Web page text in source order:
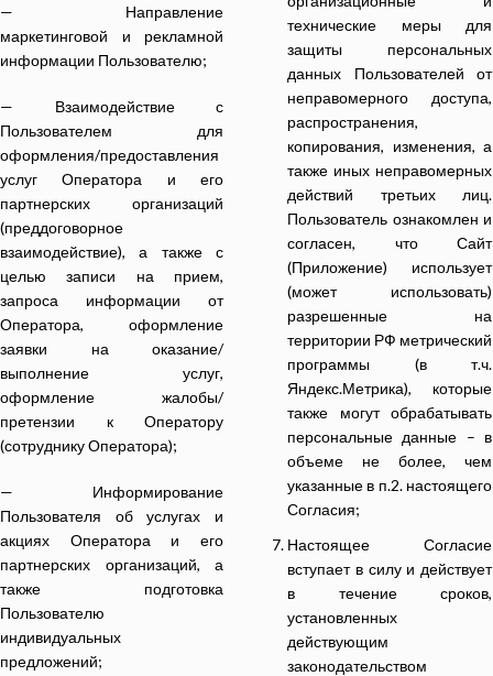
— Направление
маркетинговой и рекламной
информации Пользователю;
— Взаимодействие с
Пользователем для
оформления/предоставления
услуг Оператора и его
партнерских организаций
(преддоговорное
взаимодействие), а также с
целью записи на прием,
запроса информации от
Оператора, оформление
заявки на оказание/
выполнение услуг,
оформление жалобы/
претензии к Оператору
(сотруднику Оператора);
— Информирование
Пользователя об услугах и
акциях Оператора и его
партнерских организаций, а
также подготовка
Пользователю
индивидуальных
предложений;
технические меры для
защиты персональных
данных Пользователей от
неправомерного доступа,
распространения,
копирования, изменения, а
также иных неправомерных
действий третьих лиц.
Пользователь ознакомлен и
согласен, что Сайт
(Приложение) использует
(может использовать)
разрешенные на
территории РФ метрический
программы (в т.ч.
Яндекс.Метрика), которые
также могут обрабатывать
персональные данные – в
объеме не более, чем
указанные в п.2. настоящего
Согласия;
Настоящее Согласие
вступает в силу и действует
в течение сроков,
установленных
действующим
законодательством